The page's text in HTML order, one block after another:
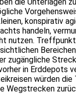
konspirativ
handeln,
nutzen.
zugängliche
in Erddepots
würden
Wegstrecken